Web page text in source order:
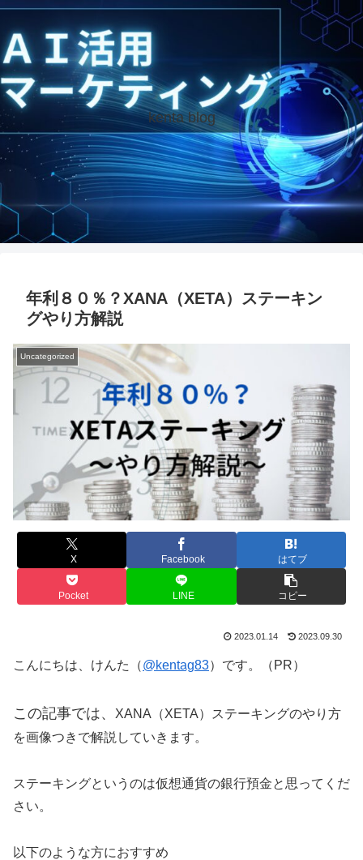
kenta blog
年利８０％？XANA（XETA）ステーキン
グやり方解説
Uncategorized
X Facebook はてブ
Pocket LINE コピー
2023.01.14 2023.09.30
こんにちは、けんた（@kentag83）です。（PR）
この記事では、
XANA（XETA）ステーキングのやり方
を画像つきで解説していきます。
ステーキングというのは仮想通貨の銀行預金と思ってくだ
さい。
以下のような方におすすめ